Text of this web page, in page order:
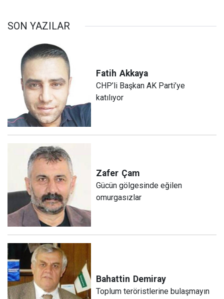
SON YAZILAR
Fatih Akkaya
CHP’li Başkan AK Parti’ye
katılıyor
Zafer Çam
Gücün gölgesinde eğilen
omurgasızlar
Bahattin Demiray
Toplum teröristlerine bulaşmayın